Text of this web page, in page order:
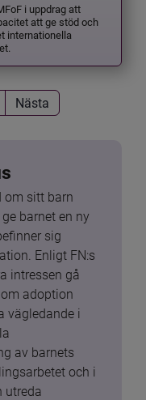
i uppdrag att
att ge stöd och
internationella
Nästa
om sitt barn
barnet en ny
sig
Enligt FN:s
intressen gå
adoption
vägledande i
av barnets
och i
utreda